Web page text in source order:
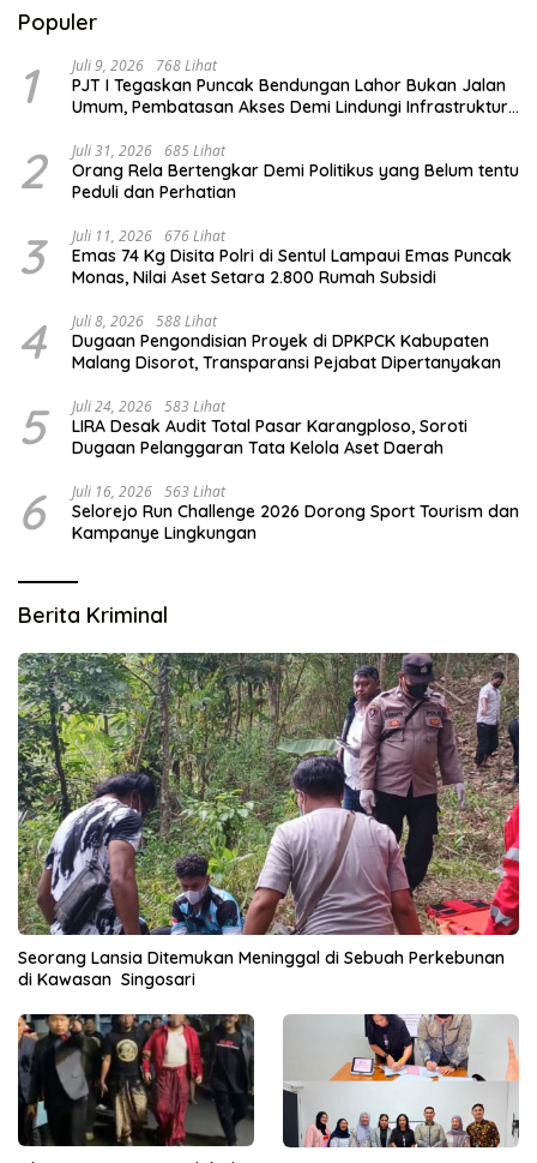
Populer
1 Juli 9, 2026 768 Lihat
PJT I Tegaskan Puncak Bendungan Lahor Bukan Jalan
Umum, Pembatasan Akses Demi Lindungi Infrastruktur
2 Juli 31, 2026 685 Lihat
Orang Rela Bertengkar Demi Politikus yang Belum tentu
Peduli dan Perhatian
3 Juli 11, 2026 676 Lihat
Emas 74 Kg Disita Polri di Sentul Lampaui Emas Puncak
Monas, Nilai Aset Setara 2.800 Rumah Subsidi
4 Juli 8, 2026 588 Lihat
Dugaan Pengondisian Proyek di DPKPCK Kabupaten
Malang Disorot, Transparansi Pejabat Dipertanyakan
5 Juli 24, 2026 583 Lihat
LIRA Desak Audit Total Pasar Karangploso, Soroti
Dugaan Pelanggaran Tata Kelola Aset Daerah
6 Juli 16, 2026 563 Lihat
Selorejo Run Challenge 2026 Dorong Sport Tourism dan
Kampanye Lingkungan
Berita Kriminal
Seorang Lansia Ditemukan Meninggal di Sebuah Perkebunan
di Kawasan Singosari